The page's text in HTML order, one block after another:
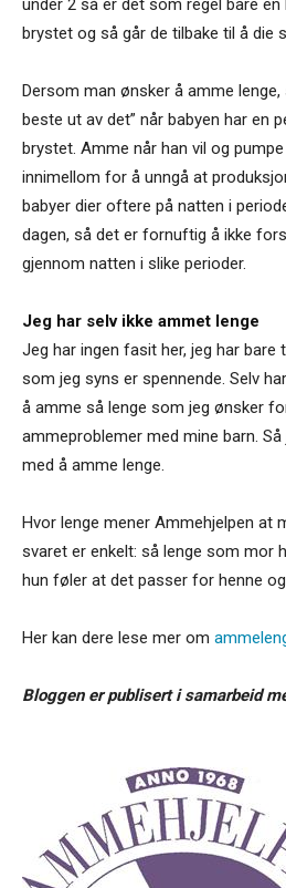
under 2 så er det som regel bare
brystet og så går de tilbake til å die
Dersom man ønsker å amme
beste ut av det” når babyen har en
brystet. Amme når han vil og
innimellom for å unngå at
babyer dier oftere på natten i
dagen, så det er fornuftig å ikke
gjennom natten i slike perioder.
Jeg har selv ikke ammet lenge
Jeg har ingen fasit her, jeg har
som jeg syns er spennende. Selv
å amme så lenge som jeg ønsker
ammeproblemer med mine barn.
med å amme lenge.
Hvor lenge mener Ammehjelpen at
svaret er enkelt: så lenge som mor
hun føler at det passer for henne
Her kan dere lese mer om
Bloggen er publisert i samarbeid